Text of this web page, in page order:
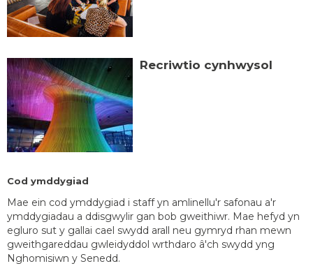
Recriwtio cynhwysol
Cod ymddygiad
Mae ein cod ymddygiad i staff yn amlinellu'r safonau a'r
ymddygiadau a ddisgwylir gan bob gweithiwr. Mae hefyd yn
egluro sut y gallai cael swydd arall neu gymryd rhan mewn
gweithgareddau gwleidyddol wrthdaro â'ch swydd yng
Nghomisiwn y Senedd.